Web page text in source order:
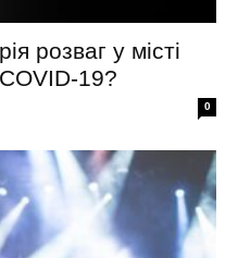
розваг у місті
19?
0